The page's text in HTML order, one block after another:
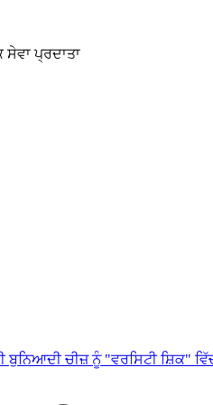
ਪ੍ਰਦਾਤਾ
ਚੀਜ਼ ਨੂੰ "ਵਰਸਿਟੀ ਸ਼ਿਕ"